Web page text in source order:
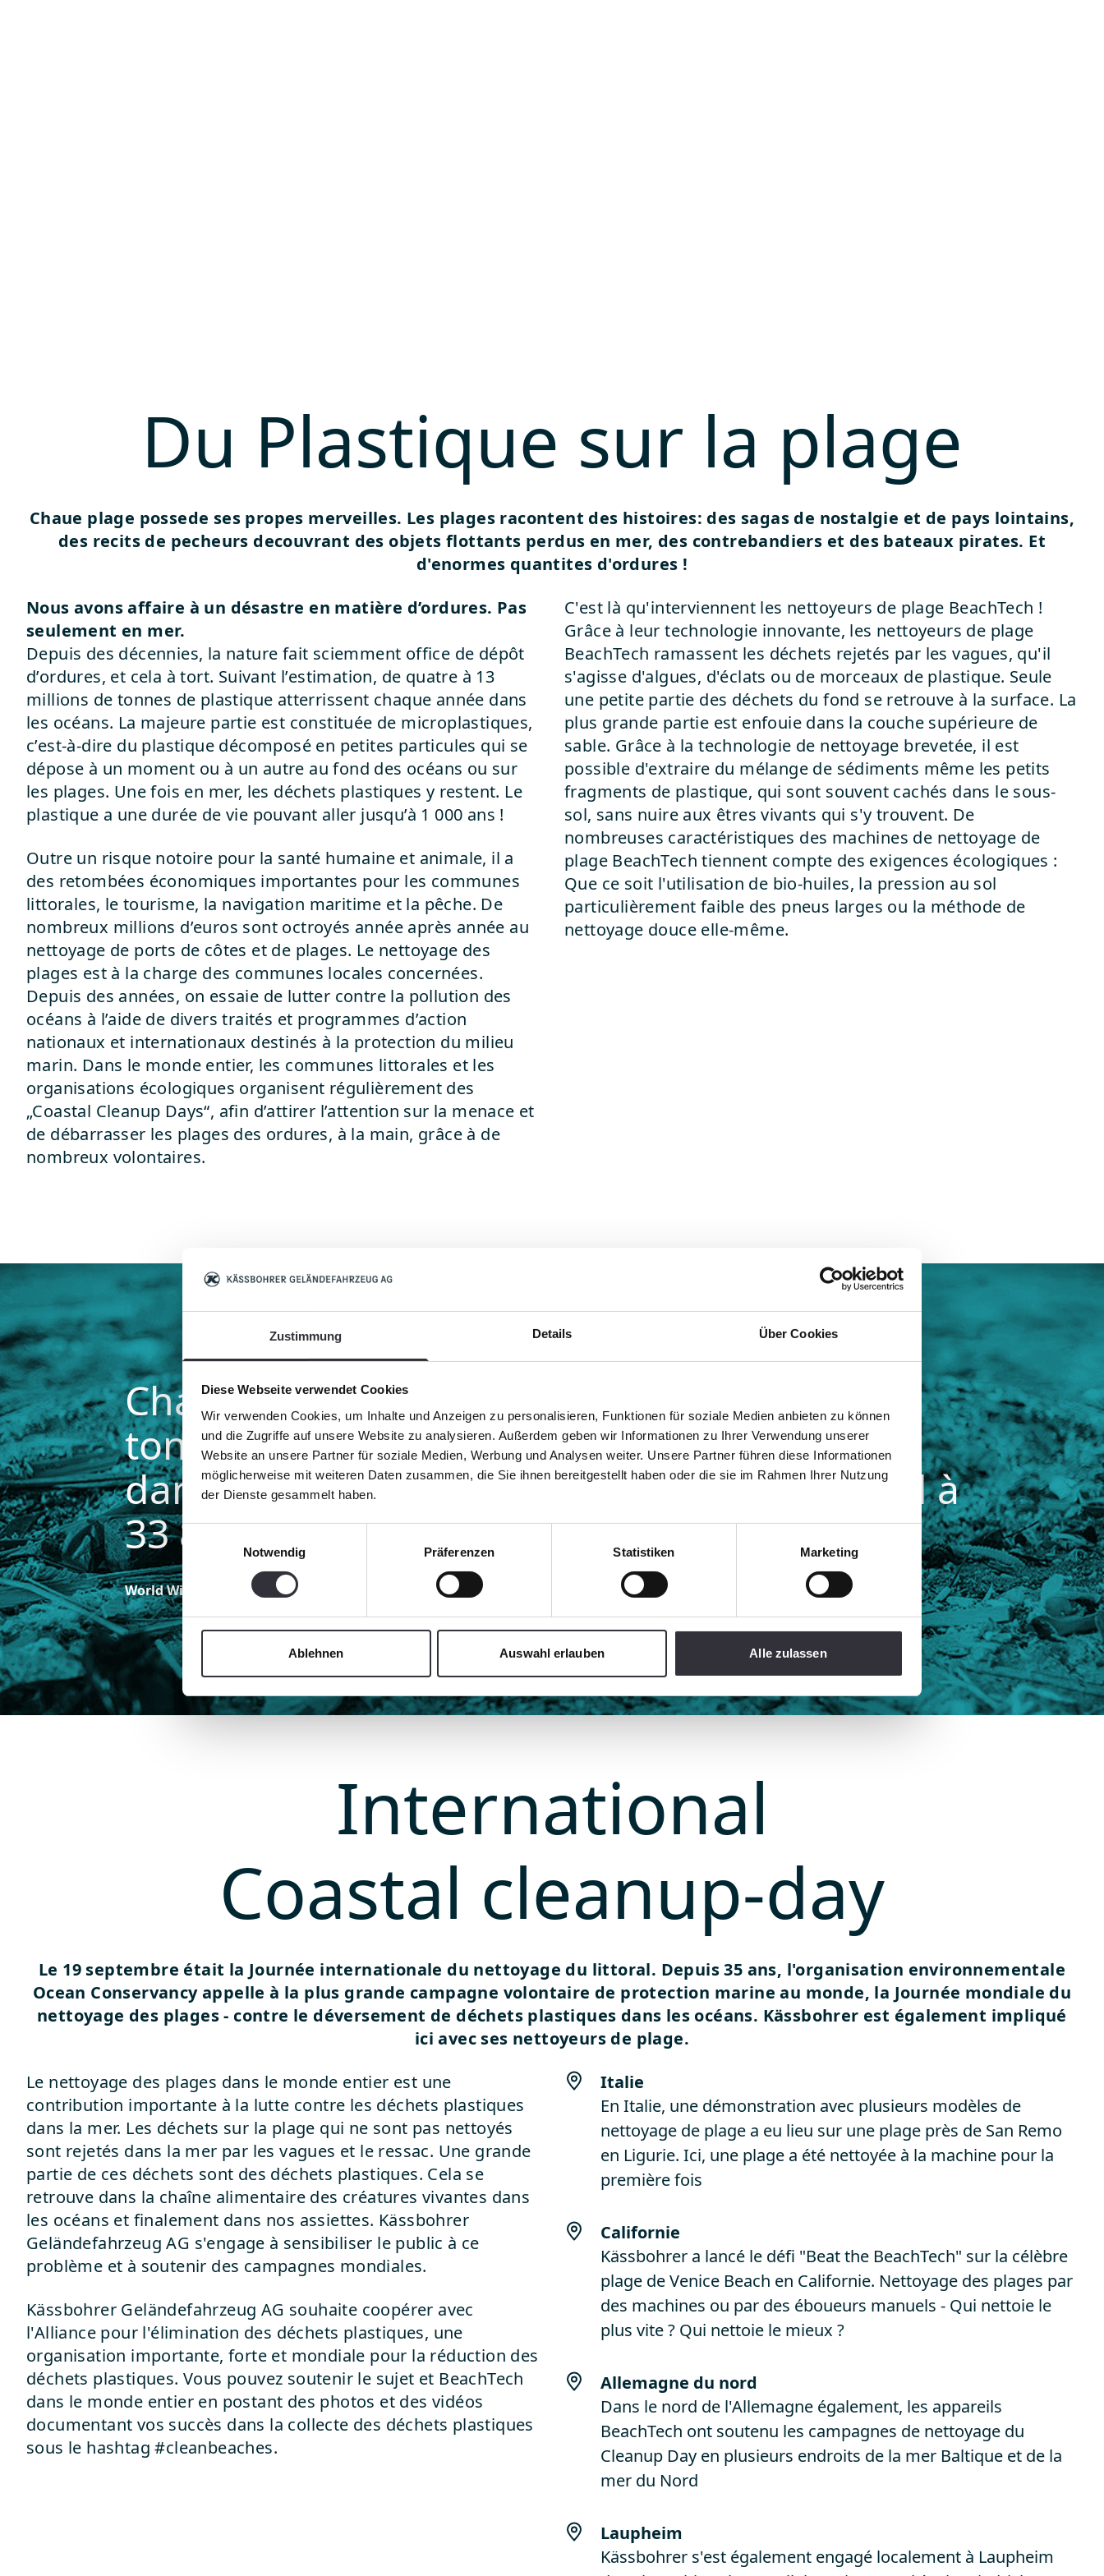
Zustimmung Details Über Cookies
Diese Webseite verwendet Cookies
Wir verwenden Cookies, um Inhalte und Anzeigen zu personalisieren, Funktionen für soziale Medien anbieten zu können
und die Zugriffe auf unsere Website zu analysieren. Außerdem geben wir Informationen zu Ihrer Verwendung unserer
Website an unsere Partner für soziale Medien, Werbung und Analysen weiter. Unsere Partner führen diese Informationen
möglicherweise mit weiteren Daten zusammen, die Sie ihnen bereitgestellt haben oder die sie im Rahmen Ihrer Nutzung
der Dienste gesammelt haben.
Einwilligungsauswahl
Notwendig
Präferenzen Statistiken Marketing
Ablehnen Auswahl erlauben Alle zulassen
Du Plastique sur la plage
Chaue plage possede ses propes merveilles. Les plages racontent des histoires: des sagas de nostalgie et de pays lointains,
des recits de pecheurs decouvrant des objets flottants perdus en mer, des contrebandiers et des bateaux pirates. Et
d'enormes quantites d'ordures !
Nous avons affaire à un désastre en matière d’ordures. Pas
seulement en mer.
Depuis des décennies, la nature fait sciemment office de dépôt
d’ordures, et cela à tort. Suivant l’estimation, de quatre à 13
millions de tonnes de plastique atterrissent chaque année dans
les océans. La majeure partie est constituée de microplastiques,
c’est-à-dire du plastique décomposé en petites particules qui se
dépose à un moment ou à un autre au fond des océans ou sur
les plages. Une fois en mer, les déchets plastiques y restent. Le
plastique a une durée de vie pouvant aller jusqu’à 1 000 ans !
Outre un risque notoire pour la santé humaine et animale, il a
des retombées économiques importantes pour les communes
littorales, le tourisme, la navigation maritime et la pêche. De
nombreux millions d’euros sont octroyés année après année au
nettoyage de ports de côtes et de plages. Le nettoyage des
plages est à la charge des communes locales concernées.
Depuis des années, on essaie de lutter contre la pollution des
océans à l’aide de divers traités et programmes d’action
nationaux et internationaux destinés à la protection du milieu
marin. Dans le monde entier, les communes littorales et les
organisations écologiques organisent régulièrement des
„Coastal Cleanup Days“, afin d’attirer l’attention sur la menace et
de débarrasser les plages des ordures, à la main, grâce à de
nombreux volontaires.
C'est là qu'interviennent les nettoyeurs de plage BeachTech !
Grâce à leur technologie innovante, les nettoyeurs de plage
BeachTech ramassent les déchets rejetés par les vagues, qu'il
s'agisse d'algues, d'éclats ou de morceaux de plastique. Seule
une petite partie des déchets du fond se retrouve à la surface. La
plus grande partie est enfouie dans la couche supérieure de
sable. Grâce à la technologie de nettoyage brevetée, il est
possible d'extraire du mélange de sédiments même les petits
fragments de plastique, qui sont souvent cachés dans le sous-
sol, sans nuire aux êtres vivants qui s'y trouvent. De
nombreuses caractéristiques des machines de nettoyage de
plage BeachTech tiennent compte des exigences écologiques :
Que ce soit l'utilisation de bio-huiles, la pression au sol
particulièrement faible des pneus larges ou la méthode de
nettoyage douce elle-même.
Chaque année, plus d'un demi-million de
tonnes de déchets plastiques aboutissent
dans la mer Méditerranée. Cela correspond à
33 800 bouteilles en plastique par minute !
World Wide Fund For Nature (WWF)
International
Coastal cleanup-day
Le 19 septembre était la Journée internationale du nettoyage du littoral. Depuis 35 ans, l'organisation environnementale
Ocean Conservancy appelle à la plus grande campagne volontaire de protection marine au monde, la Journée mondiale du
nettoyage des plages - contre le déversement de déchets plastiques dans les océans. Kässbohrer est également impliqué
ici avec ses nettoyeurs de plage.
Le nettoyage des plages dans le monde entier est une
contribution importante à la lutte contre les déchets plastiques
dans la mer. Les déchets sur la plage qui ne sont pas nettoyés
sont rejetés dans la mer par les vagues et le ressac. Une grande
partie de ces déchets sont des déchets plastiques. Cela se
retrouve dans la chaîne alimentaire des créatures vivantes dans
les océans et finalement dans nos assiettes. Kässbohrer
Geländefahrzeug AG s'engage à sensibiliser le public à ce
problème et à soutenir des campagnes mondiales.
Kässbohrer Geländefahrzeug AG souhaite coopérer avec
l'Alliance pour l'élimination des déchets plastiques, une
organisation importante, forte et mondiale pour la réduction des
déchets plastiques. Vous pouvez soutenir le sujet et BeachTech
dans le monde entier en postant des photos et des vidéos
documentant vos succès dans la collecte des déchets plastiques
sous le hashtag #cleanbeaches.
Italie
En Italie, une démonstration avec plusieurs modèles de
nettoyage de plage a eu lieu sur une plage près de San Remo
en Ligurie. Ici, une plage a été nettoyée à la machine pour la
première fois
Californie
Kässbohrer a lancé le défi "Beat the BeachTech" sur la célèbre
plage de Venice Beach en Californie. Nettoyage des plages par
des machines ou par des éboueurs manuels - Qui nettoie le
plus vite ? Qui nettoie le mieux ?
Allemagne du nord
Dans le nord de l'Allemagne également, les appareils
BeachTech ont soutenu les campagnes de nettoyage du
Cleanup Day en plusieurs endroits de la mer Baltique et de la
mer du Nord
Laupheim
Kässbohrer s'est également engagé localement à Laupheim